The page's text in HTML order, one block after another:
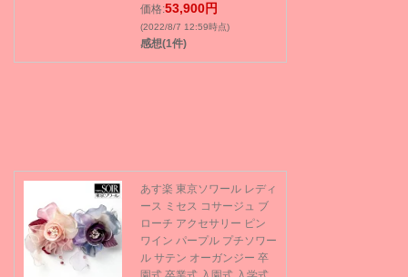
価格:53,900円
(2022/8/7 12:59時点)
感想(1件)
あす楽 東京ソワール レディ
ース ミセス コサージュ ブ
ローチ アクセサリー ピン
ワイン パープル プチソワー
ル サテン オーガンジー 卒